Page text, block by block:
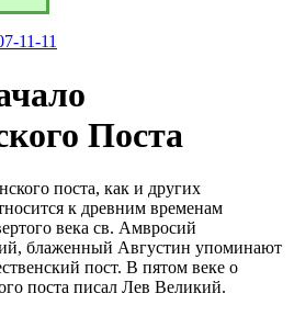
11-11
Поста
поста, как и других
к древним временам
века св. Амвросий
блаженный Августин упоминают
пост. В пятом веке о
поста писал Лев Великий.